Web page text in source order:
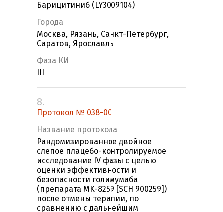
Барицитиниб (LY3009104)
Города
Москва, Рязань, Санкт-Петербург,
Саратов, Ярославль
Фаза КИ
8.
Протокол № 038-00
Название протокола
Рандомизированное двойное
слепое плацебо-контролируемое
исследование IV фазы с целью
оценки эффективности и
безопасности голимумаба
(препарата MK-8259 [SCH 900259])
после отмены терапии, по
сравнению с дальнейшим